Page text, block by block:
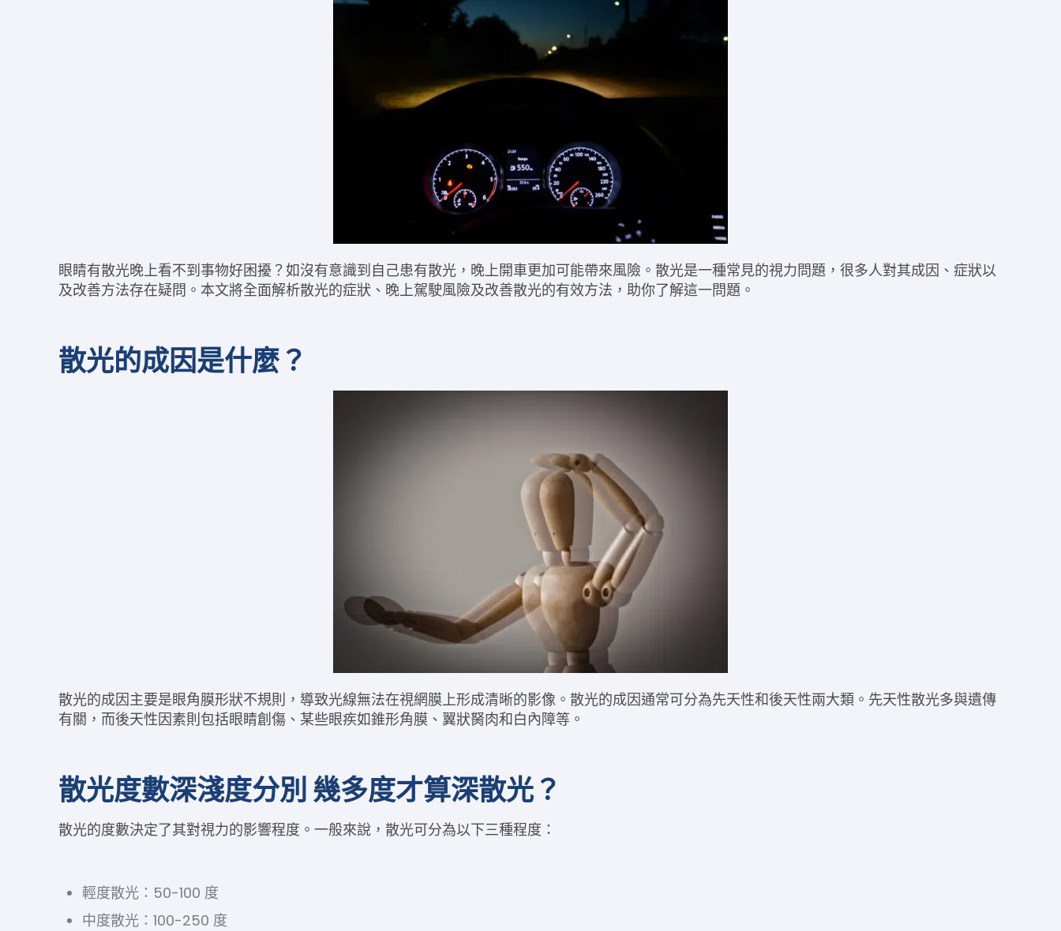
眼睛有散光晚上看不到事物好困擾？如沒有意識到自己患有散光 ， 晚上開車更加可能帶來風險。散光是一種常見的視力問題，很多人對其成因、症狀以
及改善方法存在疑問。本文將全面解析散光的症狀、晚上駕駛風險及改善散光的有效方法，助你了解這一問題。
散光的成因是什麼？
散光的成因主要是眼角膜形狀不規則，導致光線無法在視網膜上形成清晰的影像。散光的成因通常可分為先天性和後天性兩大類。先天性散光多與遺傳
有關，而後天性因素則包括眼睛創傷、某些眼疾如錐形角膜、翼狀胬肉和白內障等。
散光度數深淺度分別 幾多度才算深散光？
散光的度數決定了其對視力的影響程度。一般來說，散光可分為以下三種程度：
輕度散光：50-100 度
中度散光：100-250 度